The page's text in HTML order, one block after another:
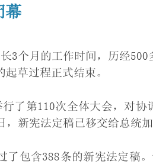
幕
3个月的工作时间，历经
草过程正式结束。
行了第110次全体大会，对
，新宪法定稿已移交给总
了包含388条的新宪法定稿